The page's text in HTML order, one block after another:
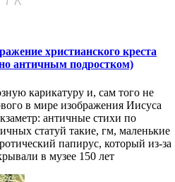
христианского креста
античным подростком)
карикатуру и, сам того не
в мире изображения Иисуса
античные стихи по
статуй такие, гм, маленькие
папирус, который из-за
в музее 150 лет